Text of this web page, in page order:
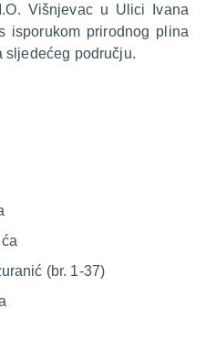
Višnjevac u Ulici Ivana
isporukom prirodnog plina
sljedećeg području.
(br. 1-37)